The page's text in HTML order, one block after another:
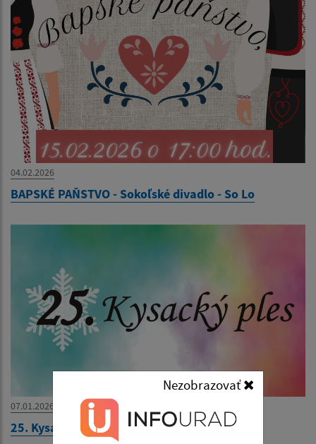
Nezobrazovať
04.02.2026
BAPSKÉ PAŇSTVO - Sokoľské divadlo - So Lo
07.01.2026
25. Kysacký ples